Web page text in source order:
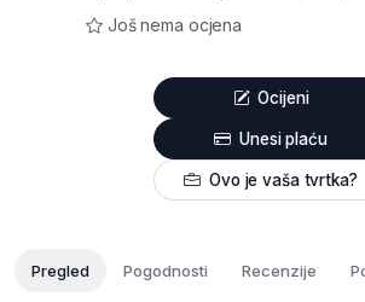
Još nema ocjena
Ocijeni
Unesi plaću
Ovo je vaša tvrtka?
Pregled Pogodnosti Recenzije